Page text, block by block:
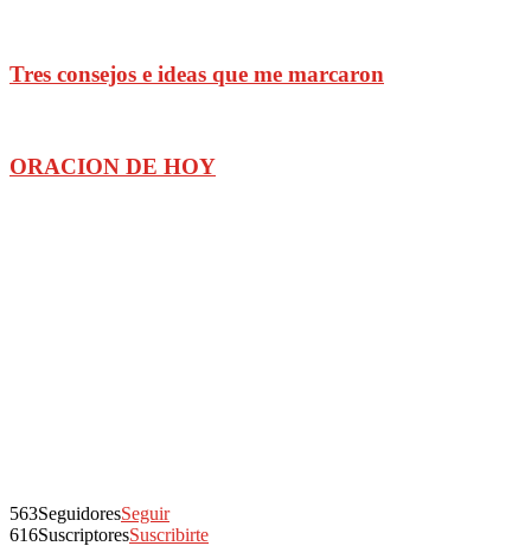
Tres consejos e ideas que me marcaron
ORACION DE HOY
563SeguidoresSeguir
616SuscriptoresSuscribirte